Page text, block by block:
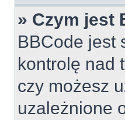
» Czym jest
BBCode jest
kontrolę nad
czy możesz
uzależnione